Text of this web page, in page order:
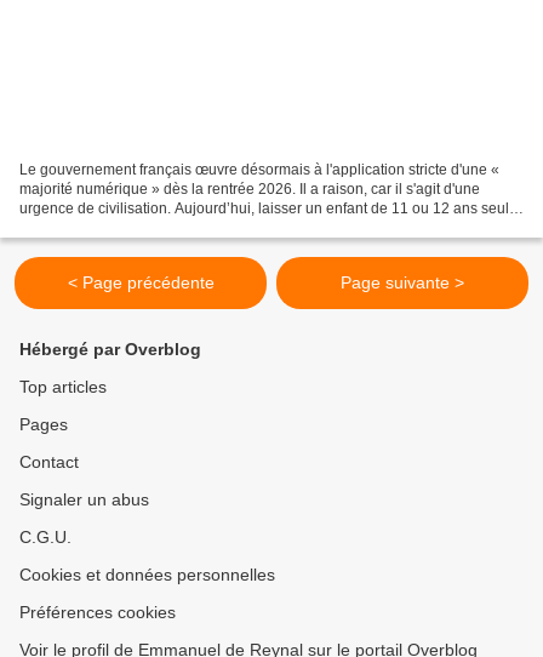
Le gouvernement français œuvre désormais à l'application stricte d'une «
majorité numérique » dès la rentrée 2026. Il a raison, car il s'agit d'une
urgence de civilisation. Aujourd’hui, laisser un enfant de 11 ou 12 ans seul
< Page précédente Page suivante >
Hébergé par Overblog
Top articles
Pages
Contact
Signaler un abus
C.G.U.
Cookies et données personnelles
Préférences cookies
Voir le profil de Emmanuel de Reynal sur le portail Overblog